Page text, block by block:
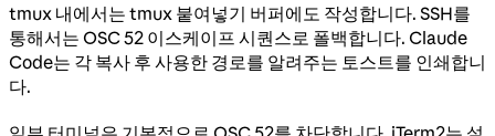
tmux 내에서는 tmux 붙여넣기 버퍼에도 작성합니다. SSH를
통해서는 OSC 52 이스케이프 시퀀스로 폴백합니다. Claude
Code는 각 복사 후 사용한 경로를 알려주는 토스트를 인쇄합니
다.